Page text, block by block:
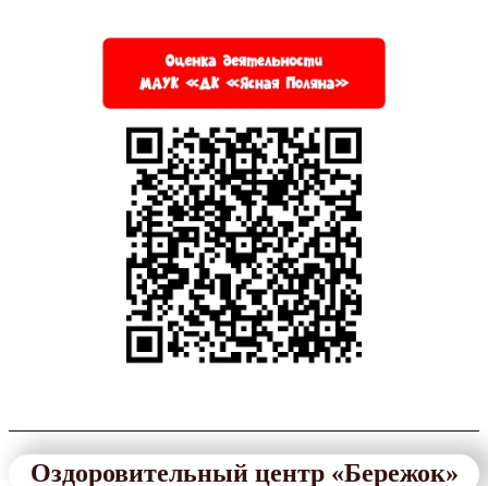
Оздоровительный центр «Бережок»